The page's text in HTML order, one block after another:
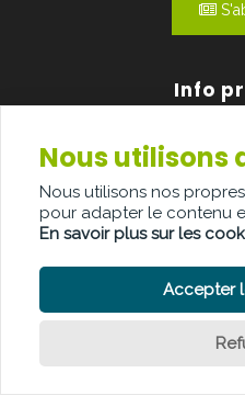
Info
Qui
Nous utilisons
Nous utilisons nos
pour adapter le contenu
En savoir plus sur les
Accepter